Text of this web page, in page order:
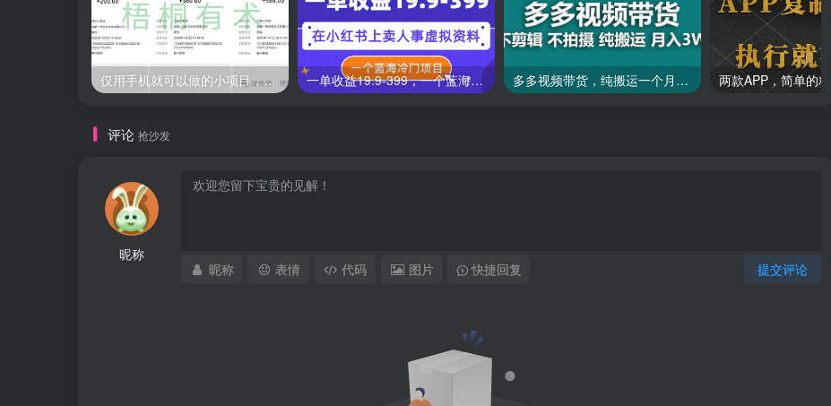
仅用手机就可以做的小项目，当天就能见钱，每天100-300 一单收益19.9-399，一个蓝海冷门项目，在小红书上卖人事虚拟资料 多多视频带货，纯搬运一个月搞了5w佣金，小白也能操作
评论 抢沙发
昵称
提交评论
昵称 表情 代码 图片 快捷回复